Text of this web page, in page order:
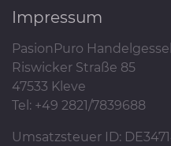
Impressum
PasionPuro
Riswicker Straße 85
47533 Kleve
Tel: +49 2821/7839688
Umsatzsteuer ID: